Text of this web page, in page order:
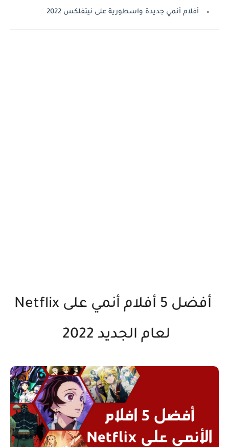
أفلام أنمي جديدة واسطورية على نيتفلكس 2022
أفضل 5 أفلام أنمي على Netflix
لعام الجديد 2022